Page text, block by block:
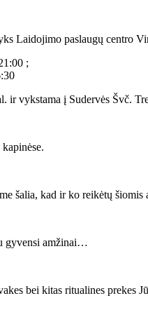
Laidojimo paslaugų centro
;
ir vykstama į Sudervės Švč.
šalia, kad ir ko reikėtų
gyvensi amžinai…
bei kitas ritualines prekes